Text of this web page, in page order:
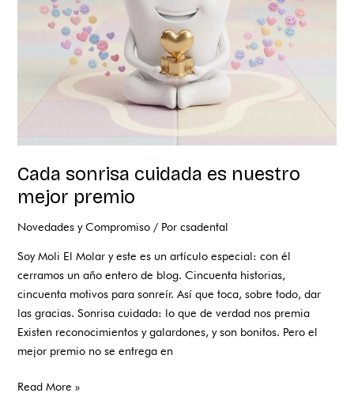
Cada sonrisa cuidada es nuestro
mejor premio
Novedades y Compromiso / Porcsadental
Soy Moli El Molar y este es un artículo especial: con él
cerramos un año entero de blog. Cincuenta historias,
cincuenta motivos para sonreír. Así que toca, sobre todo, dar
las gracias. Sonrisa cuidada: lo que de verdad nos premia
Existen reconocimientos y galardones, y son bonitos. Pero el
mejor premio no se entrega en
mejor
premio
Read More »